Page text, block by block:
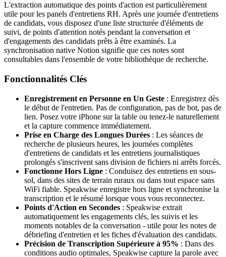
L'extraction automatique des points d'action est particulièrement
utile pour les panels d'entretiens RH. Après une journée d'entretiens
de candidats, vous disposez d'une liste structurée d'éléments de
suivi, de points d'attention notés pendant la conversation et
d'engagements des candidats prêts à être examinés. La
synchronisation native Notion signifie que ces notes sont
consultables dans l'ensemble de votre bibliothèque de recherche.
Fonctionnalités Clés
Enregistrement en Personne en Un Geste : Enregistrez dès
le début de l'entretien. Pas de configuration, pas de bot, pas de
lien. Posez votre iPhone sur la table ou tenez-le naturellement
et la capture commence immédiatement.
Prise en Charge des Longues Durées : Les séances de
recherche de plusieurs heures, les journées complètes
d'entretiens de candidats et les entretiens journalistiques
prolongés s'inscrivent sans division de fichiers ni arrêts forcés.
Fonctionne Hors Ligne : Conduisez des entretiens en sous-
sol, dans des sites de terrain ruraux ou dans tout espace sans
WiFi fiable. Speakwise enregistre hors ligne et synchronise la
transcription et le résumé lorsque vous vous reconnectez.
Points d'Action en Secondes : Speakwise extrait
automatiquement les engagements clés, les suivis et les
moments notables de la conversation - utile pour les notes de
débriefing d'entretien et les fiches d'évaluation des candidats.
Précision de Transcription Supérieure à 95% : Dans des
conditions audio optimales, Speakwise capture la parole avec